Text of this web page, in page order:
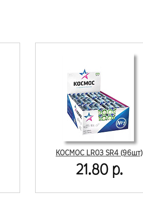
КОСМОС LR03 SR4 (96шт)
21.80 р.